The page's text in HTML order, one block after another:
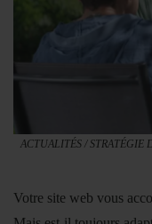
ACTUALITÉS /STRATÉGIE
Votre site web vous